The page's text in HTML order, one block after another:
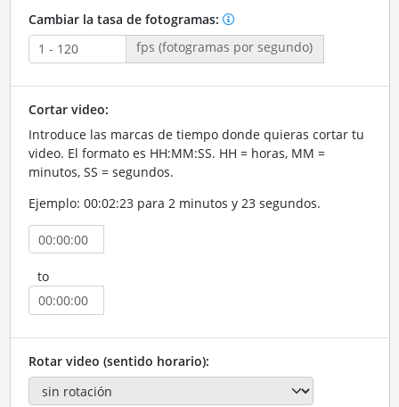
Cambiar la tasa de fotogramas:
fps (fotogramas por segundo)
Cortar video:
Introduce las marcas de tiempo donde quieras cortar tu
video. El formato es HH:MM:SS. HH = horas, MM =
minutos, SS = segundos.
Ejemplo: 00:02:23 para 2 minutos y 23 segundos.
to
Rotar video (sentido horario):